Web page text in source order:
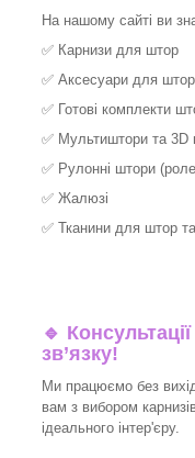
На нашому сайті ви
✅ Карнизи для штор
✅ Аксесуари для штор
✅ Готові комплекти
✅ Мультиштори та 3D
✅ Рулонні штори
✅ Жалюзі
✅ Тканини для штор
🔹
зв’язку!
Ми працюємо без
вам з вибором
ідеального інтер'єру.​